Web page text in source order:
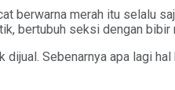
berwarna merah itu selalu
bertubuh seksi dengan
Sebenarnya apa lagi